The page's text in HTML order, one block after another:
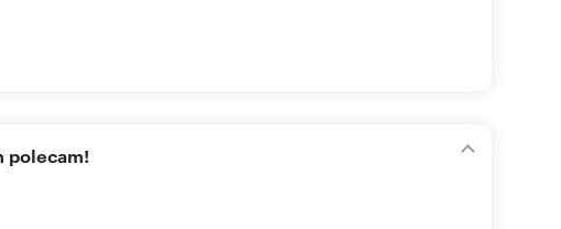
polecam!